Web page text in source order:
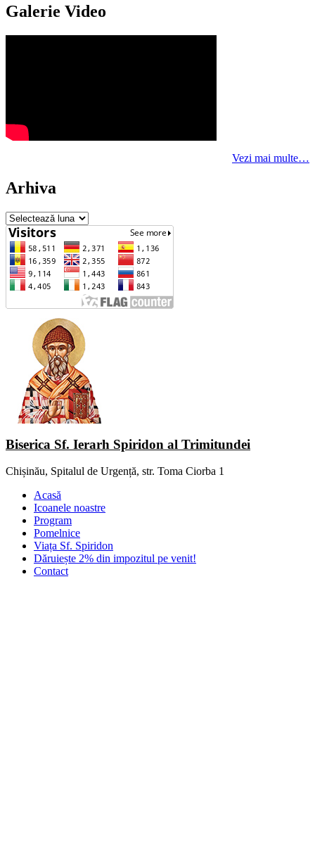
Galerie Video
Vezi mai multe…
Arhiva
Arhiva
Biserica Sf. Ierarh Spiridon al Trimitundei
Chișinău, Spitalul de Urgență, str. Toma Ciorba 1
Acasă
Icoanele noastre
Program
Pomelnice
Viața Sf. Spiridon
Dăruiește 2% din impozitul pe venit!
Contact